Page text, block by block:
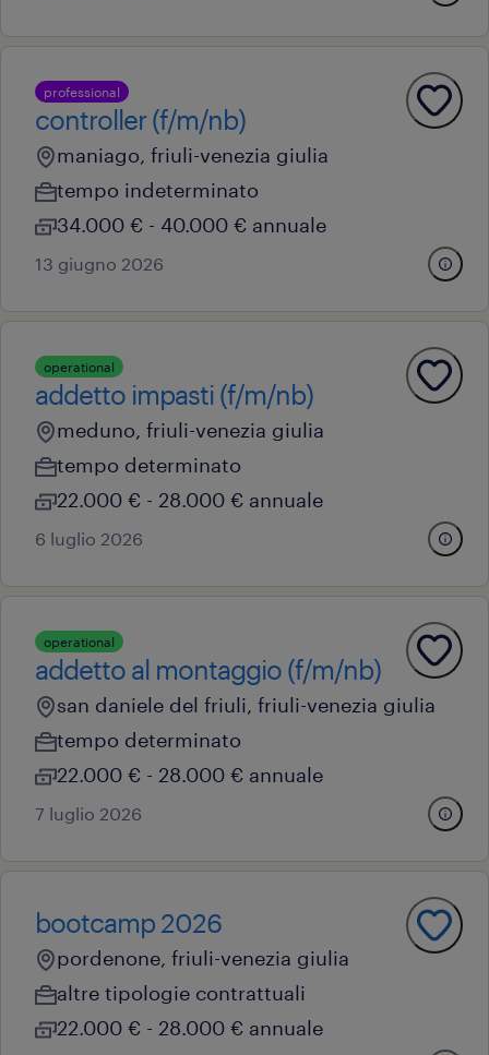
professional
controller (f/m/nb)
maniago, friuli-venezia giulia
tempo indeterminato
34.000 € - 40.000 € annuale
13 giugno 2026
operational
addetto impasti (f/m/nb)
meduno, friuli-venezia giulia
tempo determinato
22.000 € - 28.000 € annuale
6 luglio 2026
operational
addetto al montaggio (f/m/nb)
san daniele del friuli, friuli-venezia giulia
tempo determinato
22.000 € - 28.000 € annuale
7 luglio 2026
bootcamp 2026
pordenone, friuli-venezia giulia
altre tipologie contrattuali
22.000 € - 28.000 € annuale